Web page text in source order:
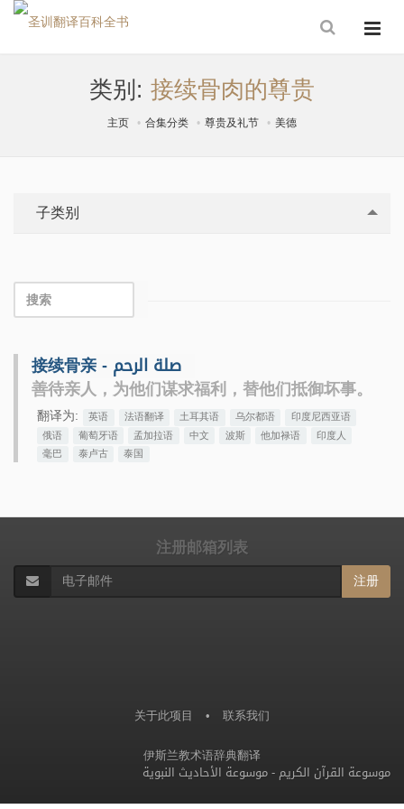
类别: 接续骨肉的尊贵
主页 合集分类 尊贵及礼节 美德
子类别
接续骨亲 - صلة الرحم
善待亲人，为他们谋求福利，替他们抵御坏事。
翻译为: 英语 法语翻译 土耳其语 乌尔都语
印度尼西亚语
俄语
葡萄牙语 孟加拉语 中文 波斯 他加禄语
印度人
毫巴
泰卢古 泰国
注册邮箱列表
注册
关于此项目 • 联系我们
伊斯兰教术语辞典翻译
موسوعة القرآن الكريم -موسوعة الأحاديث النبوية